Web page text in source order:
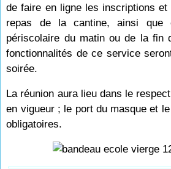
de faire en ligne les inscriptions
repas de la cantine, ainsi que
périscolaire du matin ou de la fin
fonctionnalités de ce service
soirée.
La réunion aura lieu dans le
en vigueur ; le port du masque et
obligatoires.